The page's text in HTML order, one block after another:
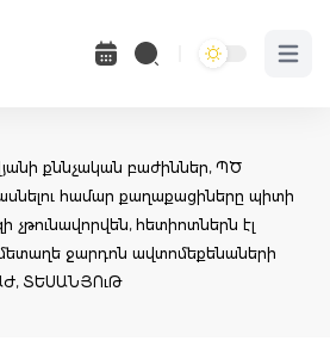
Open
քննչական բաժիններ, ՊԾ
համար քաղաքացիները պիտի
չթունավորվեն, հետիոտներն էլ
մետաղե ջարդոն ավտոմեքենաների
ՏԵՍԱՆՅՈւԹ